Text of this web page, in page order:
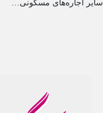
سایر اجاره‌های مسکونی…